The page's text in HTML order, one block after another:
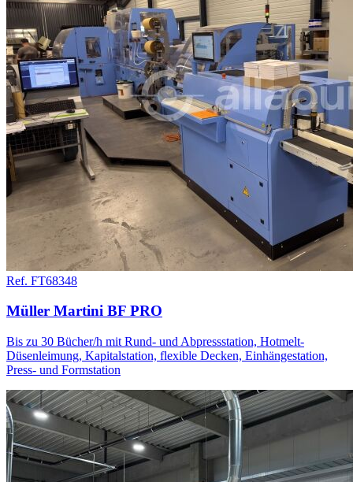
Ref. FT68348
Müller Martini BF PRO
Bis zu 30 Bücher/h mit Rund- und Abpressstation, Hotmelt-
Düsenleimung, Kapitalstation, flexible Decken, Einhängestation,
Press- und Formstation